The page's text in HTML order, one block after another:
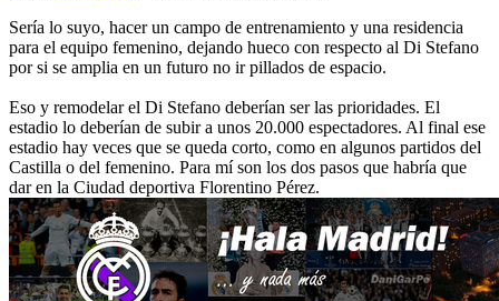
Sería lo suyo, hacer un campo de entrenamiento y una residencia
para el equipo femenino, dejando hueco con respecto al Di Stefano
por si se amplia en un futuro no ir pillados de espacio.
Eso y remodelar el Di Stefano deberían ser las prioridades. El
estadio lo deberían de subir a unos 20.000 espectadores. Al final ese
estadio hay veces que se queda corto, como en algunos partidos del
Castilla o del femenino. Para mí son los dos pasos que habría que
dar en la Ciudad deportiva Florentino Pérez.